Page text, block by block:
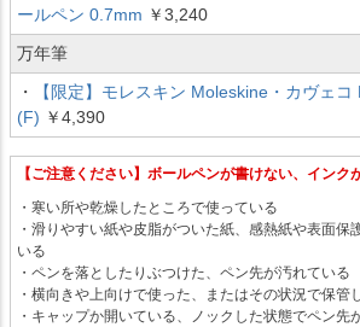
ールペン 0.7mm ￥3,240
万年筆
・
【限定】モレスキン Moleskine・カヴェ
(F) ￥4,390
【ご注意ください】ボールペンが書けない、インク
・寒い所や乾燥したところで使っている
・滑りやすい紙や皮脂がついた紙、感熱紙や表面保
いる
・ペンを落としたりぶつけた、ペン先が汚れている
・横向きや上向けで使った、またはその状況で保管
・キャップか開いている、ノックした状態でペン先